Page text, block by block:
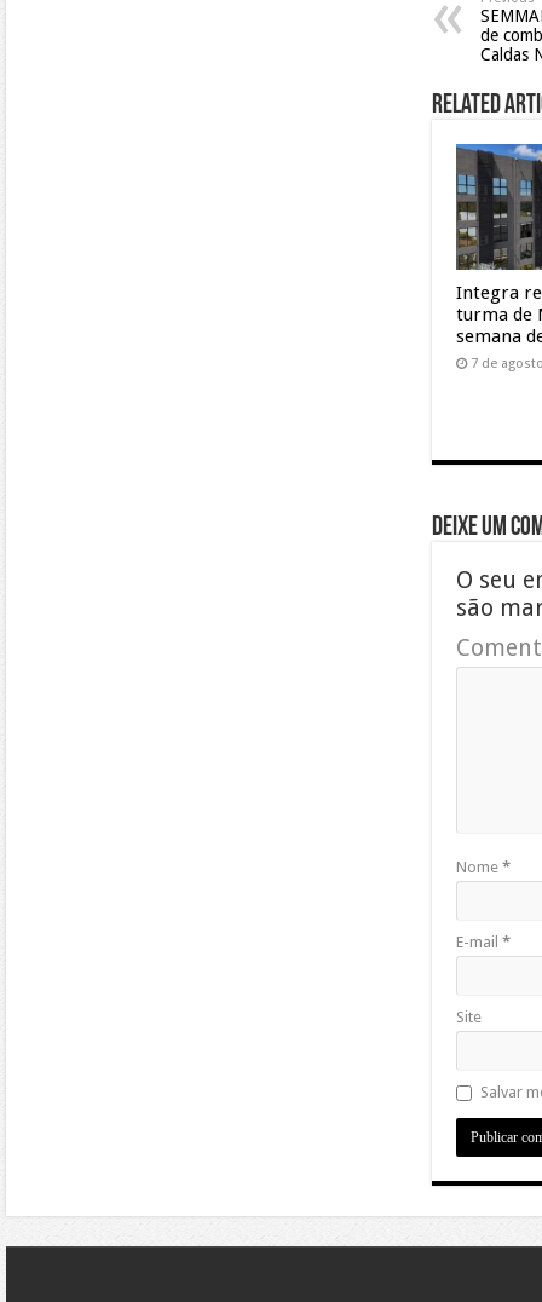
de
Caldas
Related
Integra
turma de
semana
7 de
Deixe um
O seu
são
Nome *
E-mail *
Site
Salvar